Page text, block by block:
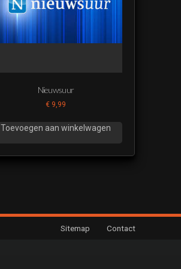
Nieuwsuur
€9,99
Toevoegen aan winkelwagen
Sitemap Contact